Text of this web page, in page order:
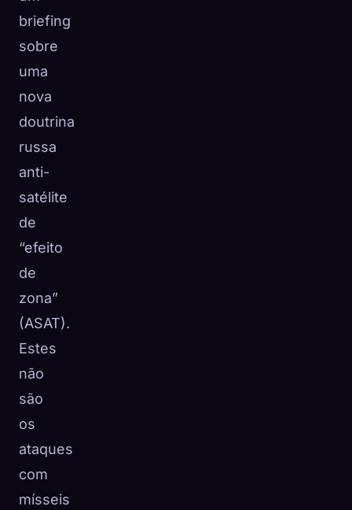
briefing
sobre
uma
nova
doutrina
russa
anti-
satélite
de
“efeito
de
zona”
(ASAT).
Estes
não
são
os
ataques
com
mísseis